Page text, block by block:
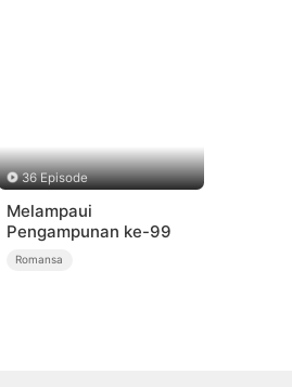
36 Episode
Melampaui
Pengampunan ke-99
Romansa